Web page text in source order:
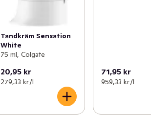
Tandkräm Sensation
White
75 ml, Colgate
20,95 kr
279,33 kr /l
71,95 kr
959,33 kr /l